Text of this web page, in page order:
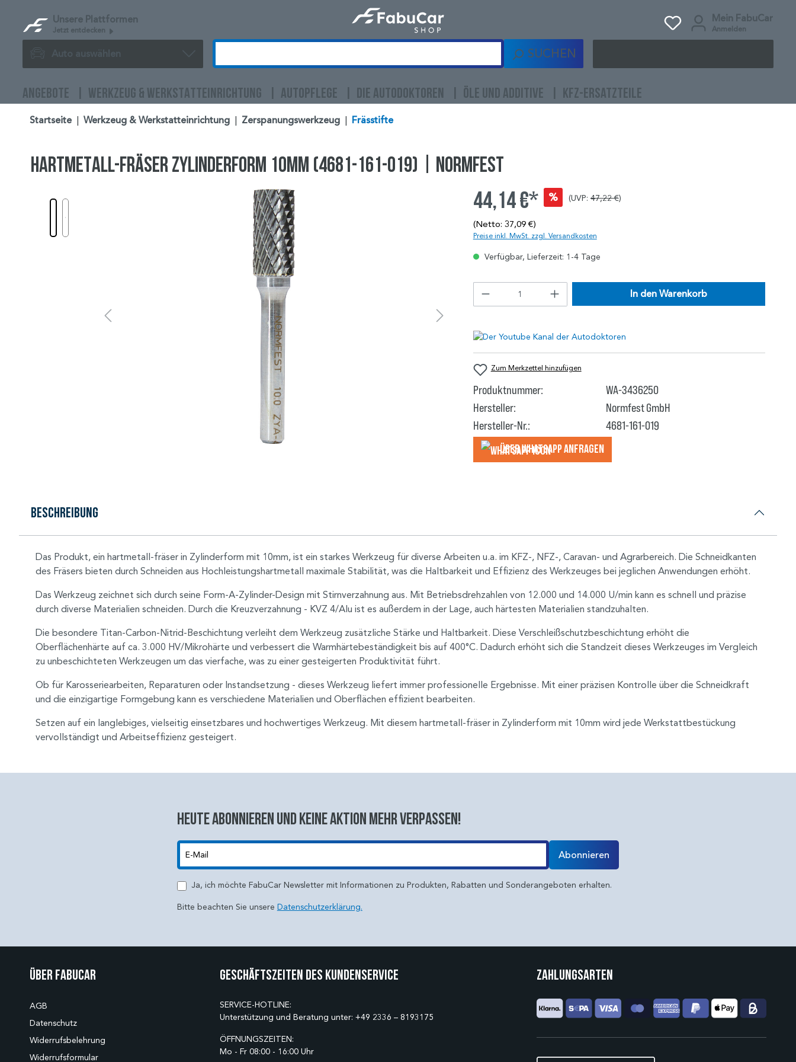
Unsere Plattformen
Jetzt entdecken
Mein FabuCar
Anmelden
Auto auswählen SUCHEN
ANGEBOTE WERKZEUG & WERKSTATTEINRICHTUNG AUTOPFLEGE DIE AUTODOKTOREN ÖLE UND ADDITIVE KFZ-ERSATZTEILE
Startseite Werkzeug & Werkstatteinrichtung Zerspanungswerkzeug Frässtifte
HARTMETALL-FRÄSER ZYLINDERFORM 10MM (4681-161-019) | NORMFEST
44,14 €* % (UVP:47,22 €)
(Netto: 37,09 €)
Preise inkl. MwSt. zzgl. Versandkosten
Verfügbar, Lieferzeit: 1-4 Tage
In den Warenkorb
Zum Merkzettel hinzufügen
Produktnummer:
WA-3436250
Hersteller:
Normfest GmbH
Hersteller-Nr.:
4681-161-019
Über WhatsApp anfragеn
Beschreibung
Das Produkt, ein hartmetall-fräser in Zylinderform mit 10mm, ist ein starkes Werkzeug für diverse Arbeiten u.a. im KFZ-, NFZ-, Caravan- und Agrarbereich. Die Schneidkanten
des Fräsers bieten durch Schneiden aus Hochleistungshartmetall maximale Stabilität, was die Haltbarkeit und Effizienz des Werkzeuges bei jeglichen Anwendungen erhöht.
Das Werkzeug zeichnet sich durch seine Form-A-Zylinder-Design mit Stirnverzahnung aus. Mit Betriebsdrehzahlen von 12.000 und 14.000 U/min kann es schnell und präzise
durch diverse Materialien schneiden. Durch die Kreuzverzahnung - KVZ 4/Alu ist es außerdem in der Lage, auch härtesten Materialien standzuhalten.
Die besondere Titan-Carbon-Nitrid-Beschichtung verleiht dem Werkzeug zusätzliche Stärke und Haltbarkeit. Diese Verschleißschutzbeschichtung erhöht die
Oberflächenhärte auf ca. 3.000 HV/Mikrohärte und verbessert die Warmhärtebeständigkeit bis auf 400°C. Dadurch erhöht sich die Standzeit dieses Werkzeuges im Vergleich
zu unbeschichteten Werkzeugen um das vierfache, was zu einer gesteigerten Produktivität führt.
Ob für Karosseriearbeiten, Reparaturen oder Instandsetzung - dieses Werkzeug liefert immer professionelle Ergebnisse. Mit einer präzisen Kontrolle über die Schneidkraft
und die einzigartige Formgebung kann es verschiedene Materialien und Oberflächen effizient bearbeiten.
Setzen auf ein langlebiges, vielseitig einsetzbares und hochwertiges Werkzeug. Mit diesem hartmetall-fräser in Zylinderform mit 10mm wird jede Werkstattbestückung
vervollständigt und Arbeitseffizienz gesteigert.
Heute abonnieren und keine aktion mehr verpassen!
Abonnieren
Ja, ich möchte FabuCar Newsletter mit Informationen zu Produkten, Rabatten und Sonderangeboten erhalten.
Bitte beachten Sie unsere Datenschutzerklärung.
Über Fabucar
AGB
Datenschutz
Widerrufsbelehrung
Widerrufsformular
Geschäftszeiten des Kundenservice
SERVICE-HOTLINE:
Unterstützung und Beratung unter: +49 2336 – 8193175
ÖFFNUNGSZEITEN:
Mo - Fr 08:00 - 16:00 Uhr
Zahlungsarten